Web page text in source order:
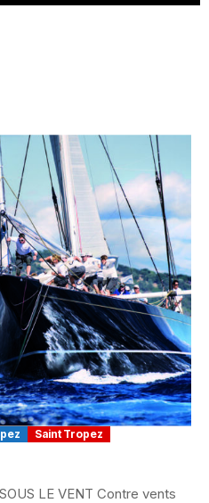
Saint Tropez
SOUS LE VENT Contre vents